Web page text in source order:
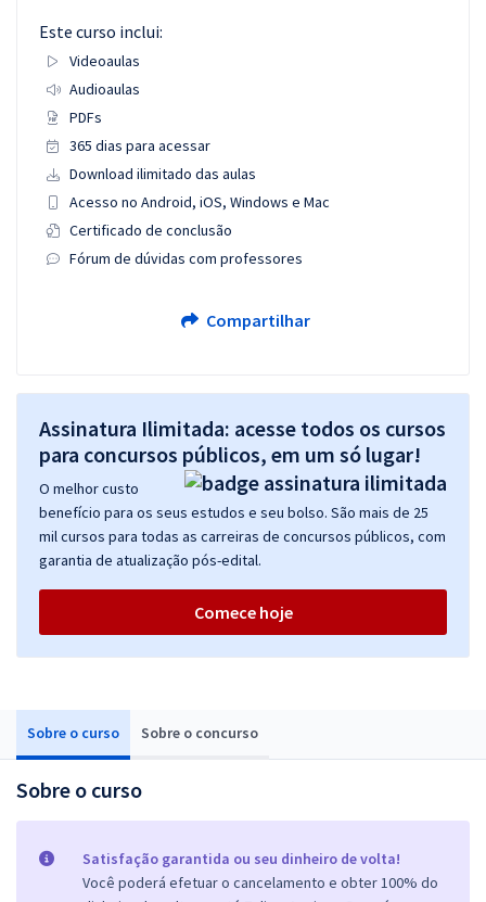
Sobre o curso Sobre o concurso
Sobre o curso
Satisfação garantida ou seu dinheiro de volta!
Você poderá efetuar o cancelamento e obter 100% do
Este curso inclui:
Videoaulas
Audioaulas
PDFs
365 dias para acessar
Download ilimitado das aulas
Acesso no Android, iOS, Windows e Mac
Certificado de conclusão
Fórum de dúvidas com professores
Compartilhar
Assinatura Ilimitada: acesse todos os cursos
para concursos públicos, em um só lugar!
O melhor custo
benefício para os seus estudos e seu bolso. São mais de 25
mil cursos para todas as carreiras de concursos públicos, com
garantia de atualização pós-edital.
Comece hoje